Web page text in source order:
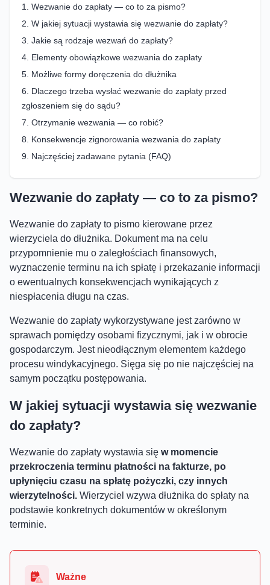
Wezwanie do zapłaty — co to za pismo?
W jakiej sytuacji wystawia się wezwanie do zapłaty?
Jakie są rodzaje wezwań do zapłaty?
Elementy obowiązkowe wezwania do zapłaty
Możliwe formy doręczenia do dłużnika
Dlaczego trzeba wysłać wezwanie do zapłaty przed
zgłoszeniem się do sądu?
Otrzymanie wezwania — co robić?
Konsekwencje zignorowania wezwania do zapłaty
Najczęściej zadawane pytania (FAQ)
Wezwanie do zapłaty — co to za pismo?
Wezwanie do zapłaty to pismo kierowane przez
wierzyciela do dłużnika. Dokument ma na celu
przypomnienie mu o zaległościach finansowych,
wyznaczenie terminu na ich spłatę i przekazanie informacji
o ewentualnych konsekwencjach wynikających z
niespłacenia długu na czas.
Wezwanie do zapłaty wykorzystywane jest zarówno w
sprawach pomiędzy osobami fizycznymi, jak i w obrocie
gospodarczym. Jest nieodłącznym elementem każdego
procesu windykacyjnego. Sięga się po nie najczęściej na
samym początku postępowania.
W jakiej sytuacji wystawia się wezwanie
do zapłaty?
Wezwanie do zapłaty wystawia się w momencie
przekroczenia terminu płatności na fakturze, po
upłynięciu czasu na spłatę pożyczki, czy innych
wierzytelności. Wierzyciel wzywa dłużnika do spłaty na
podstawie konkretnych dokumentów w określonym
terminie.
Ważne